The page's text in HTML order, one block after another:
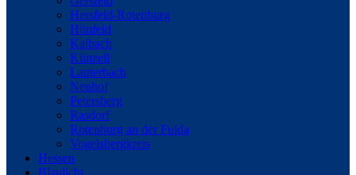
Hersfeld-Rotenburg
Hünfeld
Kalbach
Künzell
Lauterbach
Neuhof
Petersberg
Rasdorf
Rotenburg an der Fulda
Vogelsbergkreis
Hessen
Blaulicht